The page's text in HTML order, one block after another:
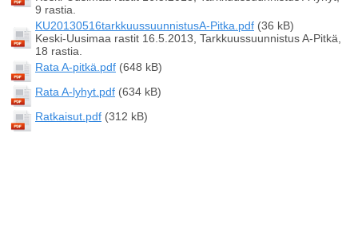
9 rastia.
KU20130516tarkkuussuunnistusA-Pitka.pdf (36 kB)
Keski-Uusimaa rastit 16.5.2013, Tarkkuussuunnistus A-Pitkä,
18 rastia.
Rata A-pitkä.pdf (648 kB)
Rata A-lyhyt.pdf (634 kB)
Ratkaisut.pdf (312 kB)